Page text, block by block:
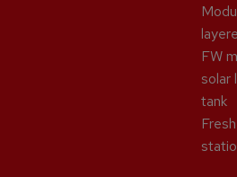
FW
solar
tank